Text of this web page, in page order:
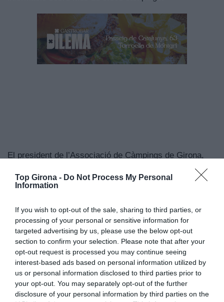
Top Girona - Do Not Process My Personal
Information
If you wish to opt-out of the sale, sharing to third parties, or
processing of your personal or sensitive information for
targeted advertising by us, please use the below opt-out
section to confirm your selection. Please note that after your
opt-out request is processed you may continue seeing
interest-based ads based on personal information utilized by
us or personal information disclosed to third parties prior to
your opt-out. You may separately opt-out of the further
disclosure of your personal information by third parties on the
El president de l’Associació de Càmpings de Girona,
“demostren l’excel·lència dels establiments i l’esforç
vegada més sostenible, innovadora i líder a Europa”.
AfegeixTop Gironacom a font preferida de
Google de forma gratuïta.
Estigues informat amb les últimes notícies d'actualitat
ACTIVAR ARA